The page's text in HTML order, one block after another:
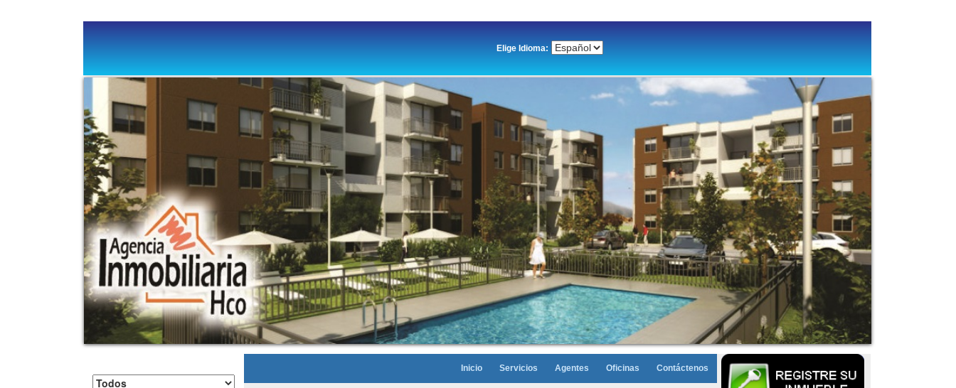
Elige Idioma:
Inicio Servicios Agentes Oficinas Contáctenos